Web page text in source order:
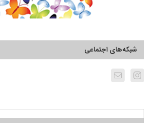
شبکه‌های اجتماعی